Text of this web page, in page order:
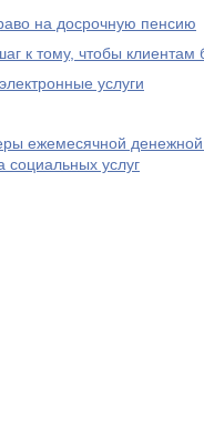
на досрочную пенсию
к тому, чтобы клиентам
услуги
ежемесячной
социальных услуг